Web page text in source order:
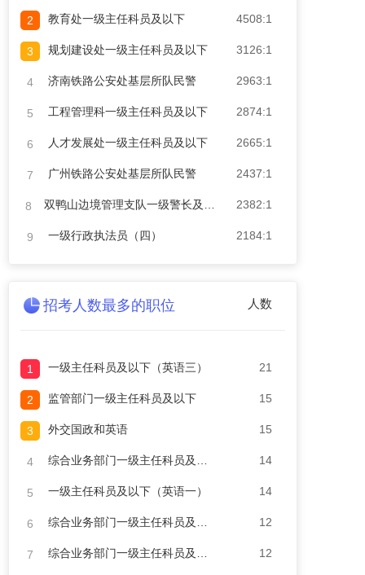
2 教育处一级主任科员及以下 4508:1
3 规划建设处一级主任科员及以下 3126:1
4 济南铁路公安处基层所队民警 2963:1
5 工程管理科一级主任科员及以下 2874:1
6 人才发展处一级主任科员及以下 2665:1
7 广州铁路公安处基层所队民警 2437:1
8 2382:1
9 一级行政执法员（四） 2184:1
招考人数最多的职位 人数
1 一级主任科员及以下（英语三） 21
2 监管部门一级主任科员及以下 15
3 外交国政和英语 15
4 14
5 一级主任科员及以下（英语一） 14
6 12
7 12